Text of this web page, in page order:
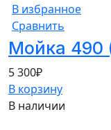
В избранное
Сравнить
Мойка 490
5 300₽
В корзину
В наличии